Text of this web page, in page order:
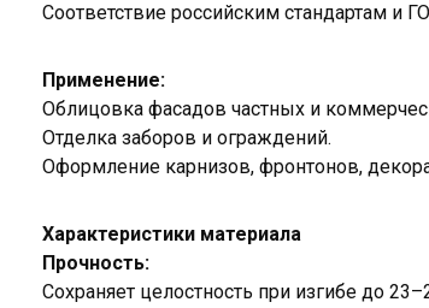
Соответствие российским стандартам и
Применение:
Облицовка фасадов частных и
Отделка заборов и ограждений.
Оформление карнизов, фронтонов,
Характеристики материала
Прочность:
Сохраняет целостность при изгибе до